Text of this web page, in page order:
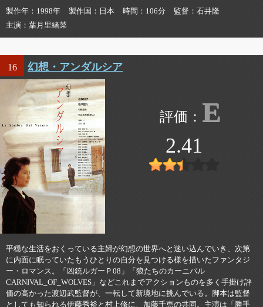
製作年 1998年 製作国 日本 時間 106分 監督
石井隆
主演
葉月里緒菜
16 幻想・アンダルシア
E
2.41
平穏な生活をおくっている主婦が幻想の世界へと迷い込んでいき、次第
に内面に眠っていたもうひとりの自分を見つける様を描いたファンタジ
ー・ロマンス。「凶銃ルガーＰ08」「狼たちのカーニバル
CARNIVAL_OF_WOLVES」などこれまでアクションものを多く手掛け評
価の高かった渡辺武監督が、一転して新境地に挑んでいる。脚本は監督
としても知られる伊藤秀裕と村上修に、加藤千恵の共同。主演は「勝手